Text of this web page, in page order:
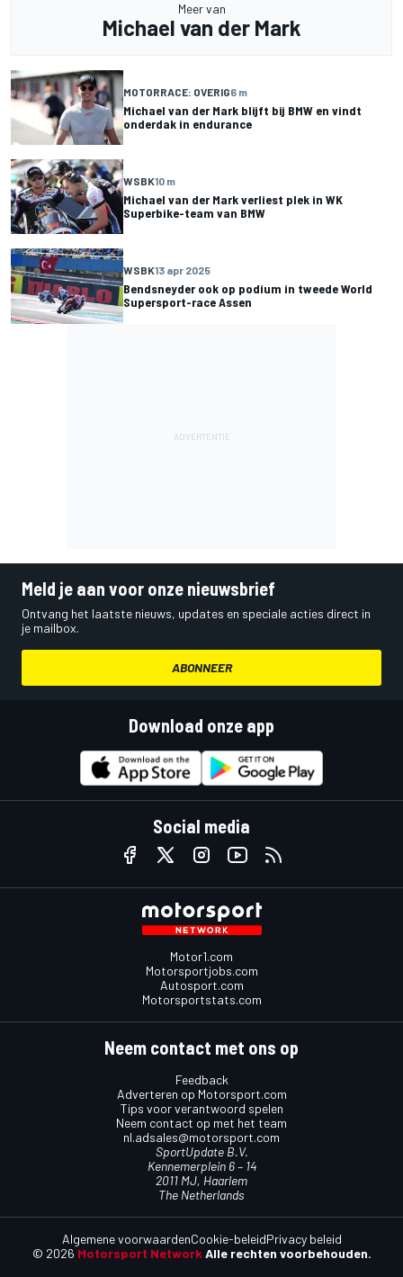
Meer van
Michael van der Mark
MOTORRACE: OVERIG6 m
Michael van der Mark blijft bij BMW en vindt
onderdak in endurance
WSBK10 m
Michael van der Mark verliest plek in WK
Superbike-team van BMW
WSBK13 apr 2025
Bendsneyder ook op podium in tweede World
Supersport-race Assen
Meld je aan voor onze nieuwsbrief
Ontvang het laatste nieuws, updates en speciale acties direct in
je mailbox.
ABONNEER
Download onze app
Social media
Motor1.com
Motorsportjobs.com
Autosport.com
Motorsportstats.com
Neem contact met ons op
Feedback
Adverteren op Motorsport.com
Tips voor verantwoord spelen
Neem contact op met het team
nl.adsales@motorsport.com
SportUpdate B.V.
Kennemerplein 6 – 14
2011 MJ, Haarlem
The Netherlands
© 2026 Motorsport Network Alle rechten voorbehouden.
Algemene voorwaardenCookie-beleidPrivacy beleid